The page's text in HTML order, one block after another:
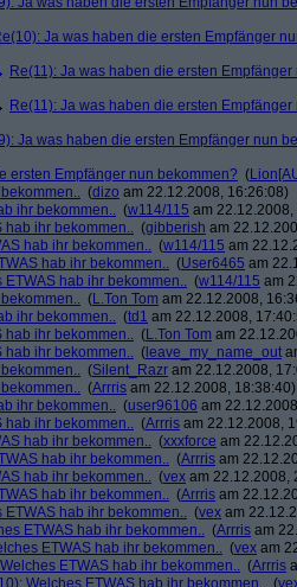
Ja was haben die ersten Empfänger
Re(11): Ja was haben die ersten
Re(11): Ja was haben die ersten
Ja was haben die ersten Empfänger nun
ersten Empfänger nun bekommen? (
(dizo am 22.12.2008, 16:26:08)
ihr bekommen.. (w114/115 am
hab ihr bekommen.. (gibberish am
hab ihr bekommen.. (w114/115 am
hab ihr bekommen.. (User6465 am
ETWAS hab ihr bekommen.. (w114/115 am
(L.Ton Tom am 22.12.2008,
ihr bekommen.. (td1 am 22.12.2008,
hab ihr bekommen.. (L.Ton Tom am
hab ihr bekommen.. ( leave_my_name_out
(Silent_Razr am 22.12.2008,
(Arrris am 22.12.2008, 18:38:40)
ihr bekommen.. (user96106 am
hab ihr bekommen.. (Arrris am 22.12.2008,
hab ihr bekommen.. (xxxforce am
hab ihr bekommen.. (Arrris am
hab ihr bekommen.. (vex am 22.12.2008,
hab ihr bekommen.. (Arrris am
ETWAS hab ihr bekommen.. (vex am
ETWAS hab ihr bekommen.. (Arrris am
ETWAS hab ihr bekommen.. (vex am
ETWAS hab ihr bekommen.. (Arrris
Welches ETWAS hab ihr bekommen.. (